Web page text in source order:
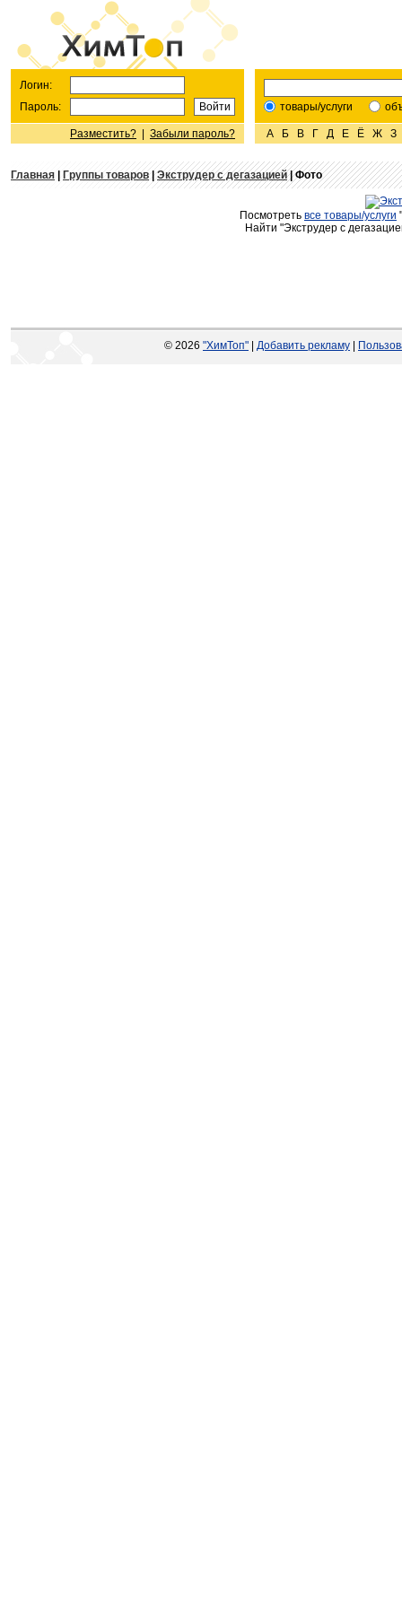
Логин:
Пароль:
Разместить? Забыли пароль?
товары/услуги
А Б В Г Д Е Ё Ж З
Главная Группы товаров|Экструдер с дегазацией| Фото
Посмотреть все товары/услуги "
Найти "Экструдер с
© 2026 "ХимТоп" Добавить рекламу